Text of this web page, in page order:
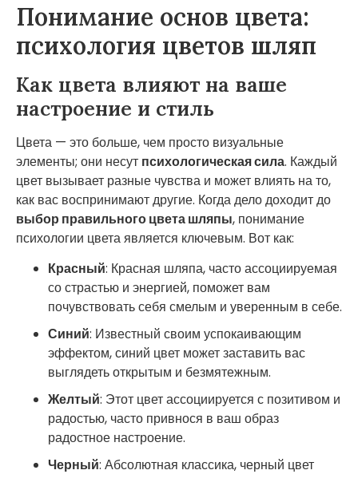
Понимание основ цвета:
психология цветов шляп
Как цвета влияют на ваше
настроение и стиль
Цвета — это больше, чем просто визуальные
элементы; они несут психологическая сила. Каждый
цвет вызывает разные чувства и может влиять на то,
как вас воспринимают другие. Когда дело доходит до
выбор правильного цвета шляпы, понимание
психологии цвета является ключевым. Вот как:
Красный: Красная шляпа, часто ассоциируемая
со страстью и энергией, поможет вам
почувствовать себя смелым и уверенным в себе.
Синий: Известный своим успокаивающим
эффектом, синий цвет может заставить вас
выглядеть открытым и безмятежным.
Желтый: Этот цвет ассоциируется с позитивом и
радостью, часто привнося в ваш образ
радостное настроение.
Черный: Абсолютная классика, черный цвет